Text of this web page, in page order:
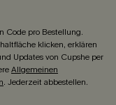
Code pro Bestellung.
klicken, erklären
Updates von Cupshe per
Allgemeinen
. Jederzeit abbestellen.